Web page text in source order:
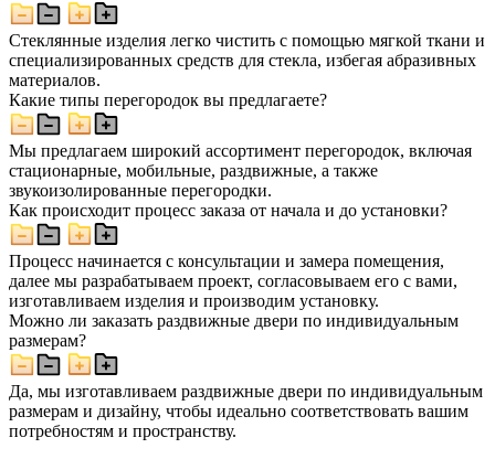
Стеклянные изделия легко чистить с помощью мягкой ткани и
специализированных средств для стекла, избегая абразивных
материалов.
Какие типы перегородок вы предлагаете?
Мы предлагаем широкий ассортимент перегородок, включая
стационарные, мобильные, раздвижные, а также
звукоизолированные перегородки.
Как происходит процесс заказа от начала и до установки?
Процесс начинается с консультации и замера помещения,
далее мы разрабатываем проект, согласовываем его с вами,
изготавливаем изделия и производим установку.
Можно ли заказать раздвижные двери по индивидуальным
размерам?
Да, мы изготавливаем раздвижные двери по индивидуальным
размерам и дизайну, чтобы идеально соответствовать вашим
потребностям и пространству.